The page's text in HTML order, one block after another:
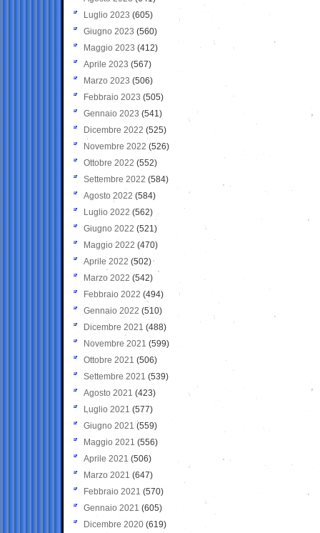
Luglio 2023 (605)
Giugno 2023 (560)
Maggio 2023 (412)
Aprile 2023 (567)
Marzo 2023 (506)
Febbraio 2023 (505)
Gennaio 2023 (541)
Dicembre 2022 (525)
Novembre 2022 (526)
Ottobre 2022 (552)
Settembre 2022 (584)
Agosto 2022 (584)
Luglio 2022 (562)
Giugno 2022 (521)
Maggio 2022 (470)
Aprile 2022 (502)
Marzo 2022 (542)
Febbraio 2022 (494)
Gennaio 2022 (510)
Dicembre 2021 (488)
Novembre 2021 (599)
Ottobre 2021 (506)
Settembre 2021 (539)
Agosto 2021 (423)
Luglio 2021 (577)
Giugno 2021(559)
Maggio 2021 (556)
Aprile 2021 (506)
Marzo 2021 (647)
Febbraio 2021 (570)
Gennaio 2021 (605)
Dicembre 2020 (619)